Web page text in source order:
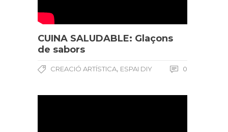
CUINA SALUDABLE: Glaçons
de sabors
CREACIÓ ARTÍSTICA, ESPAI DIY 0